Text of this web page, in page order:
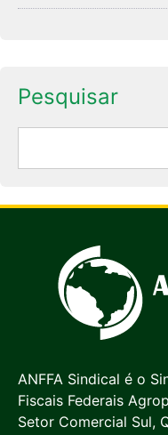
Pesquisar
ANFFA Sindical é o
Fiscais Federais
Setor Comercial Sul,